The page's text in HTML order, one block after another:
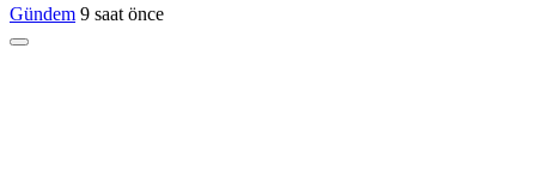
Gündem 9 saat önce